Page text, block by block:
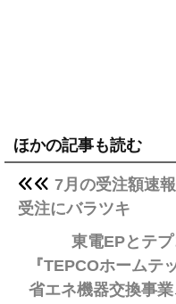
ほかの記事も読む
7月の受注額速
受注にバラツキ
東電EPとテ
『TEPCOホームテ
省エネ機器交換事